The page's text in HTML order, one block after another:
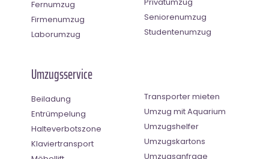
Fernumzug
Firmenumzug
Laborumzug
Seniorenumzug
Studentenumzug
Umzugsservice
Beiladung
Entrümpelung
Halteverbotszone
Klaviertransport
Transporter mieten
Umzug mit Aquarium
Umzugshelfer
Umzugskartons
Umzugsanfrage